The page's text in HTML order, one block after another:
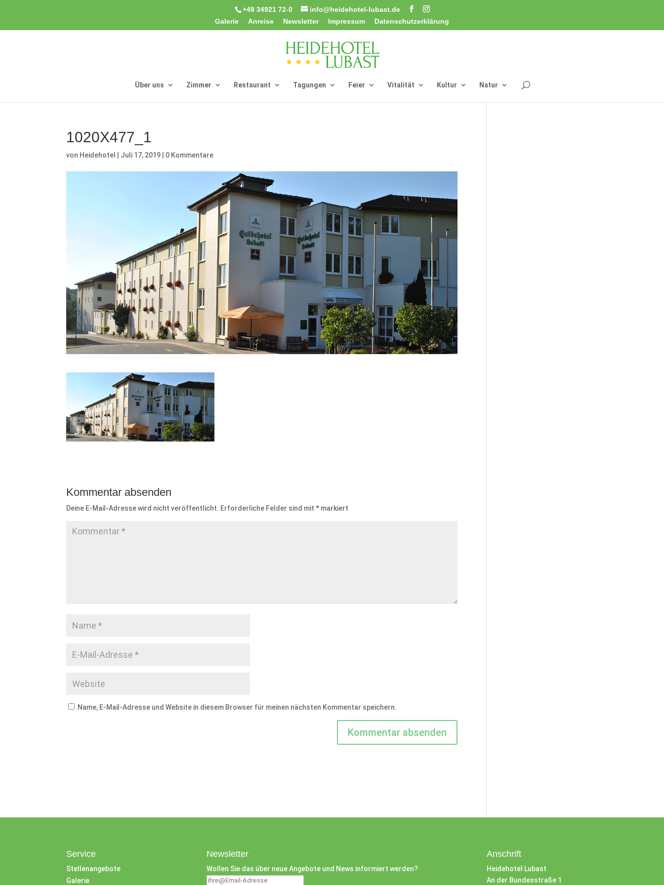
+49 34921 72-0
info@heidehotel-lubast.de
Galerie
Anreise Newsletter Impressum Datenschutzerklärung
Über uns Zimmer Restaurant Tagungen Feier Vitalität Kultur Natur
1020X477_1
von Heidehotel Juli 17, 2019 0 Kommentare
Kommentar absenden
Deine E-Mail-Adresse wird nicht veröffentlicht. Erforderliche Felder sind mit* markiert
Name, E-Mail-Adresse und Website in diesem Browser für meinen nächsten Kommentar speichern.
Service
Stellenangebote
Galerie
Newsletter
Wollen Sie das über neue Angebote und News informiert werden?
Anschrift
Heidehotel Lubast
An der Bundesstraße 1